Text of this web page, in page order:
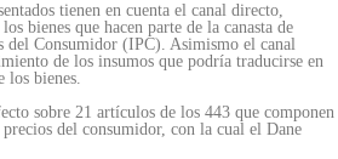
tienen en cuenta el canal directo,
bienes que hacen parte de la canasta de
del Consumidor (IPC). Asimismo el canal
de los insumos que podría traducirse en
los bienes.
sobre 21 artículos de los 443 que componen
del consumidor, con la cual el Dane